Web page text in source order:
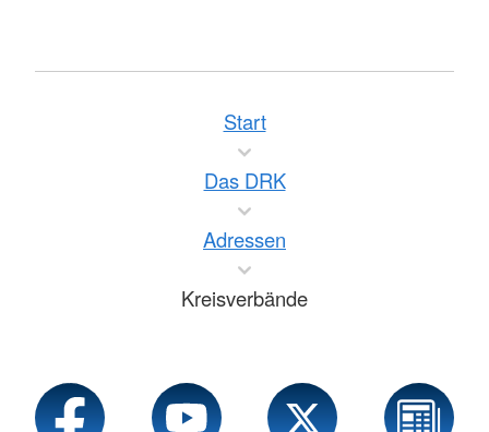
Start
Das DRK
Adressen
Kreisverbände